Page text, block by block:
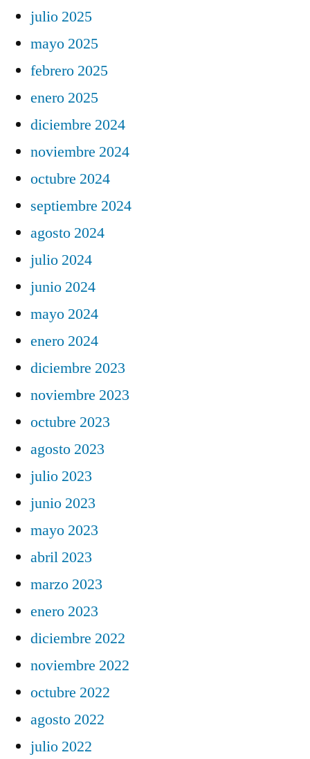
julio 2025
mayo 2025
febrero 2025
enero 2025
diciembre 2024
noviembre 2024
octubre 2024
septiembre 2024
agosto 2024
julio 2024
junio 2024
mayo 2024
enero 2024
diciembre 2023
noviembre 2023
octubre 2023
agosto 2023
julio 2023
junio 2023
mayo 2023
abril 2023
marzo 2023
enero 2023
diciembre 2022
noviembre 2022
octubre 2022
agosto 2022
julio 2022